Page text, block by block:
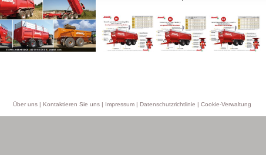
Über uns| Kontaktieren Sie uns| Impressum| Datenschutzrichtlinie | Cookie-Verwaltung